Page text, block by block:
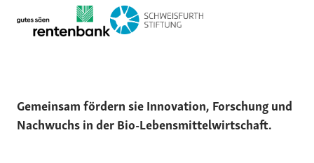
Gemeinsam fördern sie Innovation, Forschung und
Nachwuchs in der Bio-Lebensmittelwirtschaft.